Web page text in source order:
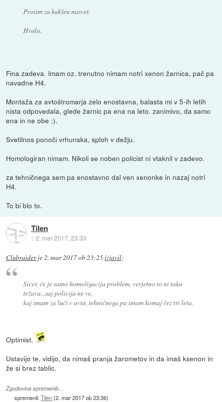
Prosim za kakšen nasvet.
Hvala.
Fina zadeva. Imam oz. trenutno nimam notri xenon žarnica, pač pa
navadne H4.
Montaža za avtoštromarja zelo enostavna, balasta mi v 5-ih letih
nista odpovedala, glede žarnic pa ena na leto. zanimivo, da samo
ena in ne obe :).
Svetilnos ponoči vrhunska, sploh v dežju.
Homologiran nimam. Nikoli se noben policist ni vtaknil v zadevo.
za tehničnega sem pa enostavno dal ven xenonke in nazaj notri
H4.
To bi blo to.
Tilen
::2. mar 2017, 23:33
Clubraiderje2. mar 2017 ob 23:25izjavil:
Sicer, če je samo homoligacija problem, verjetno to ni taka
težava...saj policija ne ve,
kaj imam za luči v avtu, tehničnega pa imam komaj čez tri leta.
Optimist.
Ustavijo te, vidijo, da nimaš pranja žarometov in da imaš ksenon in
že si brez tablic.
Zgodovina sprememb…
spremenil:Tilen(2. mar 2017 ob 23:36)